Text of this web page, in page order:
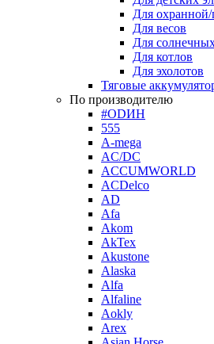
Для
Для весов
Для
Для котлов
Для эхолотов
Тяговые
По производителю
#ODИН
555
A-mega
AC/DC
ACCUMWORLD
ACDelco
AD
Afa
Akom
AkTex
Akustone
Alaska
Alfa
Alfaline
Aokly
Arex